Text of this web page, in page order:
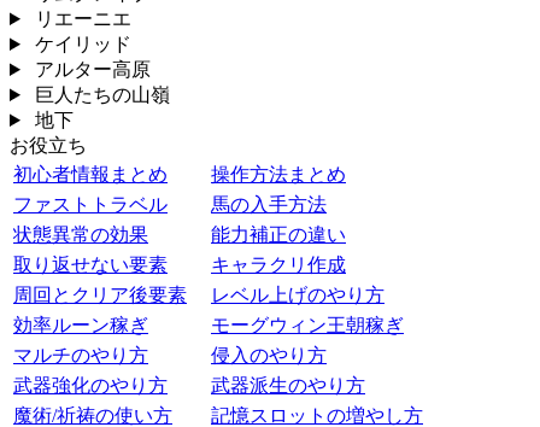
リエーニエ
ケイリッド
アルター高原
巨人たちの山嶺
地下
お役立ち
初心者情報まとめ
操作方法まとめ
ファストトラベル
馬の入手方法
状態異常の効果
能力補正の違い
取り返せない要素
キャラクリ作成
周回とクリア後要素
レベル上げのやり方
効率ルーン稼ぎ
モーグウィン王朝稼ぎ
マルチのやり方
侵入のやり方
武器強化のやり方
武器派生のやり方
魔術/祈祷の使い方
記憶スロットの増やし方